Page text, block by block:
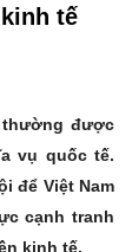
tế
thường được
vụ quốc tế.
để Việt Nam
cạnh tranh
kinh tế.